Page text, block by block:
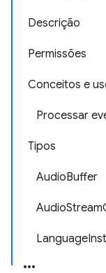
Descrição
Permissões
Conceitos e
Processar
Tipos
AudioBuffer